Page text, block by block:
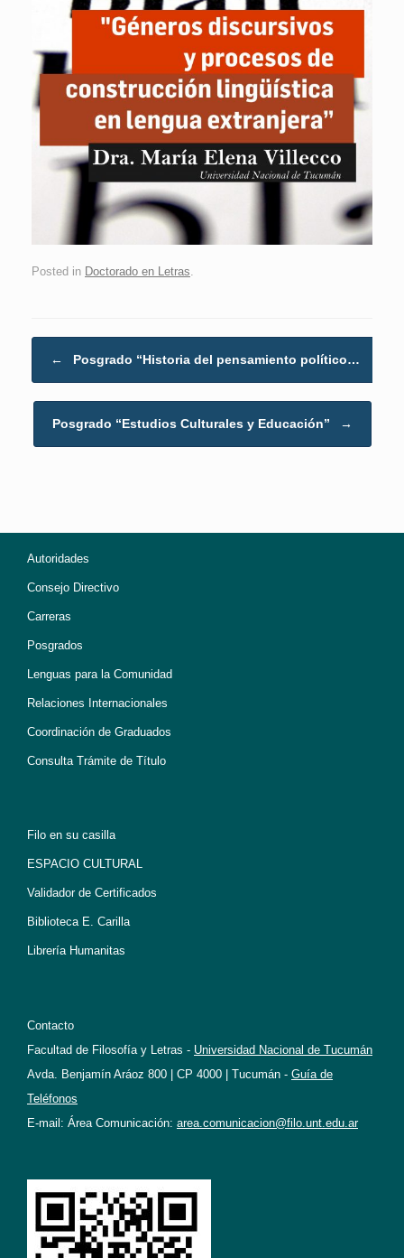
Posted in Doctorado en Letras.
← Posgrado “Historia del pensamiento político…
Posgrado “Estudios Culturales y Educación” →
Autoridades
Consejo Directivo
Carreras
Posgrados
Lenguas para la Comunidad
Relaciones Internacionales
Coordinación de Graduados
Consulta Trámite de Título
Filo en su casilla
ESPACIO CULTURAL
Validador de Certificados
Biblioteca E. Carilla
Librería Humanitas
Contacto
Facultad de Filosofía y Letras - Universidad Nacional de Tucumán
Avda. Benjamín Aráoz 800 | CP 4000 | Tucumán - Guía de
Teléfonos
E-mail: Área Comunicación: area.comunicacion@filo.unt.edu.ar